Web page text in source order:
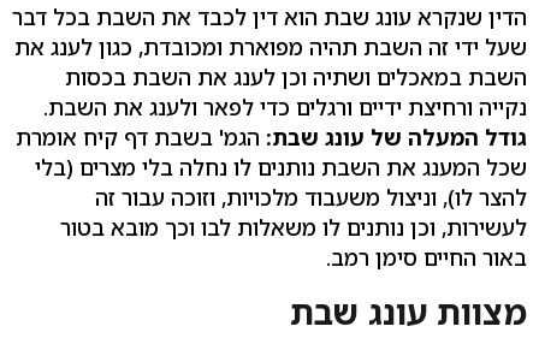
הדין שנקרא עונג שבת הוא דין לכבד את השבת בכל דבר
שעל ידי זה השבת תהיה מפוארת ומכובדת, כגון לענג את
השבת במאכלים ושתיה וכן לענג את השבת בכסות
נקייה ורחיצת ידיים ורגלים כדי לפאר ולענג את השבת.
גודל המעלה של עונג שבת: הגמ' בשבת דף קיח אומרת
שכל המענג את השבת נותנים לו נחלה בלי מצרים (בלי
להצר לו), וניצול משעבוד מלכויות, וזוכה עבור זה
לעשירות, וכן נותנים לו משאלות לבו וכך מובא בטור
באור החיים סימן רמב.
מצוות עונג שבת